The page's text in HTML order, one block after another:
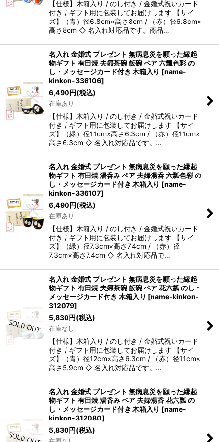
【仕様】木箱入り / のし付き / 金婚式祝いカード
付き / ギフト用に包装してお届けします 【サイ
ズ】（青）径6.8cm×高さ8cm / （赤）径6.8cm×
高さ8cm ◇ 名入れ対応品です。商品…
名入れ 金婚式 プレゼント 無病息災を願った縁起
物ギフト 有田焼 夫婦茶碗 飯碗 ペア 六瓢色彩 の
し・メッセージカード付き 木箱入り [name-
kinkon-336106]
6,490円(税込)
在庫あり
【仕様】木箱入り / のし付き / 金婚式祝いカード
付き / ギフト用に包装してお届けします 【サイ
ズ】（緑）径11cm×高さ6.3cm / （赤）径11cm×
高さ6.3cm ◇ 名入れ対応品です。…
名入れ 金婚式 プレゼント 無病息災を願った縁起
物ギフト 有田焼 湯呑み ペア 夫婦湯呑 六瓢色彩 の
し・メッセージカード付き 木箱入り [name-
kinkon-336107]
6,490円(税込)
在庫あり
【仕様】木箱入り / のし付き / 金婚式祝いカード
付き / ギフト用に包装してお届けします 【サイ
ズ】（緑）径7.3cm×高さ7.4cm / （赤）径
7.3cm×高さ7.4cm ◇ 名入れ対応品で…
名入れ 金婚式 プレゼント 無病息災を願った縁起
物ギフト 有田焼 夫婦茶碗 飯碗 ペア 花六瓢 のし・
メッセージカード付き 木箱入り [name-kinkon-
312079]
5,830円(税込)
在庫なし
【仕様】木箱入り / のし付き / 金婚式祝いカード
付き / ギフト用に包装してお届けします 【サイ
ズ】（青）径12cm×高さ6.3cm / （赤）径11cm×
高さ5.9cm ◇ 名入れ対応品です。…
名入れ 金婚式 プレゼント 無病息災を願った縁起
物ギフト 有田焼 湯呑み ペア 夫婦湯呑 花六瓢 の
し・メッセージカード付き 木箱入り [name-
kinkon-312080]
5,830円(税込)